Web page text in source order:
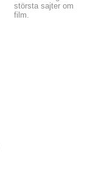
största sajter om
film.